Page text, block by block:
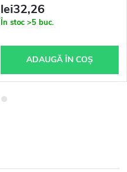
lei32,26
În stoc >5 buc.
ADAUGĂ ÎN COŞ